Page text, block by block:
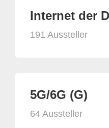
Internet der
191 Aussteller
5G/6G (G)
64 Aussteller